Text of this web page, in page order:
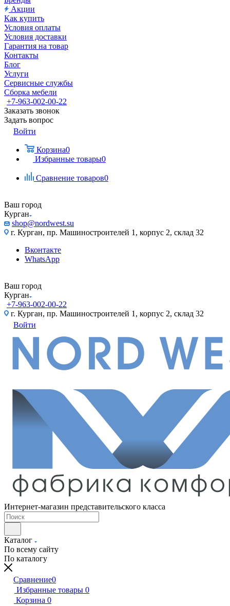
Акции
Как купить
Условия оплаты
Условия доставки
Гарантия на товар
Контакты
Блог
Услуги
Сервисные службы
Сборка мебели
+7-963-002-00-22
Заказать звонок
Задать вопрос
Войти
Корзина0
Избранные товары0
Сравнение товаров0
Ваш город
Курган
shop@nordwest.su
г. Курган, пр. Машиностроителей 1, корпус 2, склад ​32
Вконтакте
WhatsApp
Ваш город
Курган
+7-963-002-00-22
г. Курган, пр. Машиностроителей 1, корпус 2, склад ​32
Войти
Интернет-магазин представительского класса
Каталог
По всему сайту
По каталогу
Сравнение0
Избранные товары 0
Корзина 0